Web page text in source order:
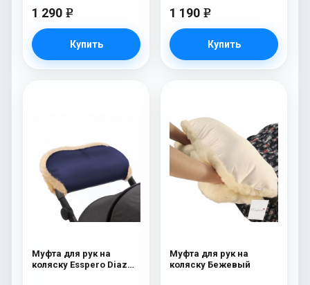
1 290 e
Купить
1 190 e
Купить
Муфта для рук на
коляску Esspero Diaz
Муфта для рук на
коляску Бежевый